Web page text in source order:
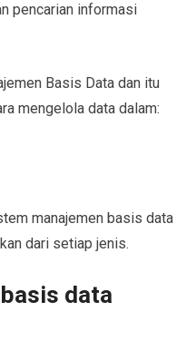
pencarian informasi
Basis Data dan itu
mengelola data dalam:
manajemen basis data
dari setiap jenis.
data